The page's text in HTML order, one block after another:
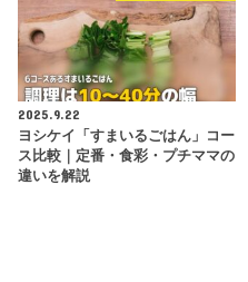
2025.9.22
ヨシケイ「すまいるごはん」コー
ス比較｜定番・食彩・プチママの
違いを解説